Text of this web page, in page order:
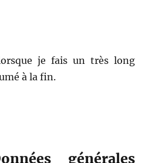
je fais un très long
à la fin.
générales